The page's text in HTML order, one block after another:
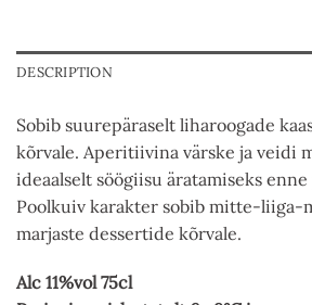
DESCRIPTION
Sobib suurepäraselt liharoogade
kõrvale. Aperitiivina värske ja veidi
ideaalselt söögiisu äratamiseks
Poolkuiv karakter sobib mitte-liiga-
marjaste dessertide kõrvale.
Alc 11%vol 75cl